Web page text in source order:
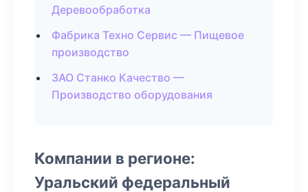
Деревообработка
Фабрика Техно Сервис — Пищевое
производство
ЗАО Станко Качество —
Производство оборудования
Компании в регионе:
Уральский федеральный